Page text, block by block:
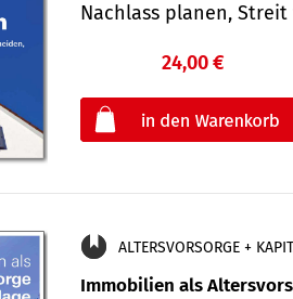
Nachlass planen,
24,00 €
ALTERSVORSORGE +
Immobilien als